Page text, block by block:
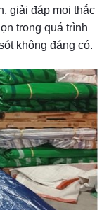
giải đáp mọi thắc
trong quá trình
không đáng có.